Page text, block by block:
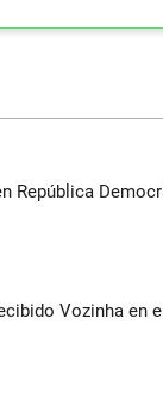
República
Vozinha en